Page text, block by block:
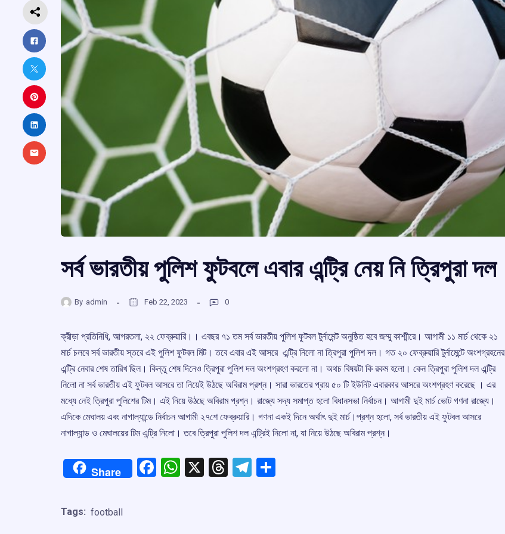
সর্ব ভারতীয় পুলিশ ফুটবলে এবার এন্ট্রি নেয় নি ত্রিপুরা দল
By admin Feb 22, 2023 0
ক্রীড়া প্রতিনিধি, আগরতলা, ২২ ফেব্রুয়ারি।। এবছর ৭১ তম সর্ব ভারতীয় পুলিশ ফুটবল টুর্নামেন্ট অনুষ্ঠিত হবে জম্মু কাশ্মীরে। আগামী ১১ মার্চ থেকে ২১
মার্চ চলবে সর্ব ভারতীয় স্তরে এই পুলিশ ফুটবল মিট। তবে এবার এই আসরে এন্ট্রি নিলো না ত্রিপুরা পুলিশ দল। গত ২০ ফেব্রুয়ারি টুর্নামেন্টে অংশগ্রহনের
এন্ট্রি নেবার শেষ তারিখ ছিল। কিন্তু শেষ দিনেও ত্রিপুরা পুলিশ দল অংশগ্রহণ করলো না। অথচ বিষয়টা কি রকম হলো। কেন ত্রিপুরা পুলিশ দল এন্ট্রি
নিলো না সর্ব ভারতীয় এই ফুটবল আসরে তা নিয়েই উঠছে অবিরাম প্রশ্ন। সারা ভারতের প্রায় ৫০ টি ইউনিট এবারকার আসরে অংশগ্রহণ করেছে । এর
মধ্যে নেই ত্রিপুরা পুলিশের টিম। এই নিয়ে উঠছে অবিরাম প্রশ্ন। রাজ্যে সদ্য সমাপ্ত হলো বিধানসভা নির্বাচন। আগামী দুই মার্চ ভোট গণনা রাজ্যে।
এদিকে মেঘালয় এবং নাগাল্যান্ডে নির্বাচন আগামী ২৭শে ফেব্রুয়ারি। গণনা একই দিনে অর্থাৎ দুই মার্চ।প্রশ্ন হলো, সর্ব ভারতীয় এই ফুটবল আসরে
নাগাল্যান্ড ও মেঘালয়ের টিম এন্ট্রি নিলো। তবে ত্রিপুরা পুলিশ দল এন্ট্রিই নিলো না, যা নিয়ে উঠছে অবিরাম প্রশ্ন।
Share Facebook
WhatsApp
X Threads
Telegram
Tags: football